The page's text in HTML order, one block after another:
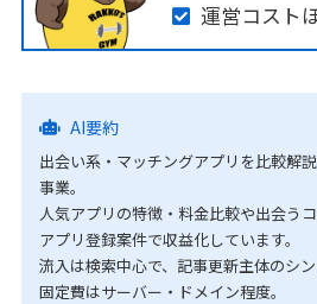
運営コスト
AI要約
出会い系・マッチングアプリを比較解
事業。
人気アプリの特徴・料金比較や出会う
アプリ登録案件で収益化しています。
流入は検索中心で、記事更新主体のシン
固定費はサーバー・ドメイン程度。